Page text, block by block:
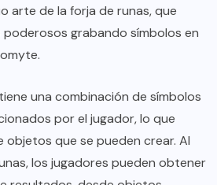
arte de la forja de runas, que
grabando símbolos en
una combinación de símbolos
por el jugador, lo que
que se pueden crear. Al
los jugadores pueden obtener